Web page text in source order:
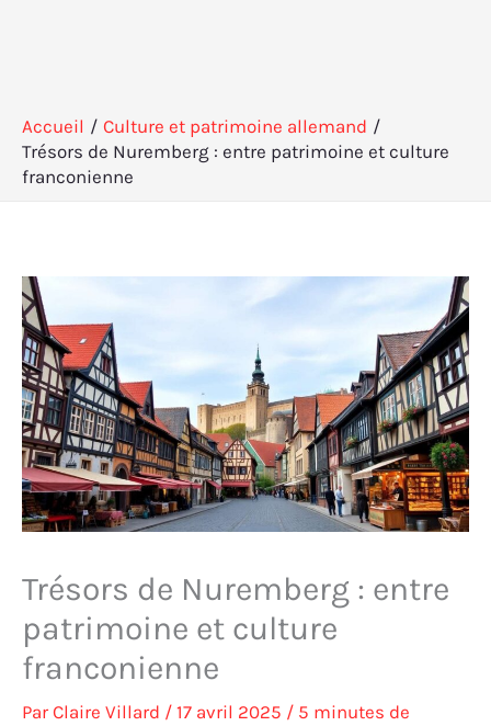
Accueil
Culture et patrimoine allemand
Trésors de Nuremberg : entre patrimoine et culture
franconienne
Trésors de Nuremberg : entre
patrimoine et culture
franconienne
ParClaire Villard / 17 avril 2025 / 5 minutes de